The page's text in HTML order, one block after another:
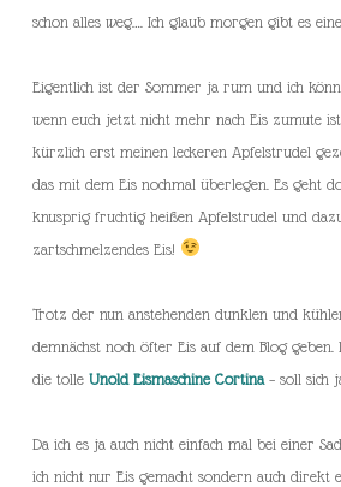
schon alles weg…. Ich glaub morgen gibt es
Eigentlich ist der Sommer ja rum und ich
wenn euch jetzt nicht mehr nach Eis zumute
kürzlich erst meinen leckeren Apfelstrudel
das mit dem Eis nochmal überlegen. Es geht
knusprig fruchtig heißen Apfelstrudel und
zartschmelzendes Eis!
Trotz der nun anstehenden dunklen und
demnächst noch öfter Eis auf dem Blog geben.
die tolle Unold Eismaschine Cortina – soll sich
Da ich es ja auch nicht einfach mal bei einer
ich nicht nur Eis gemacht sondern auch direkt